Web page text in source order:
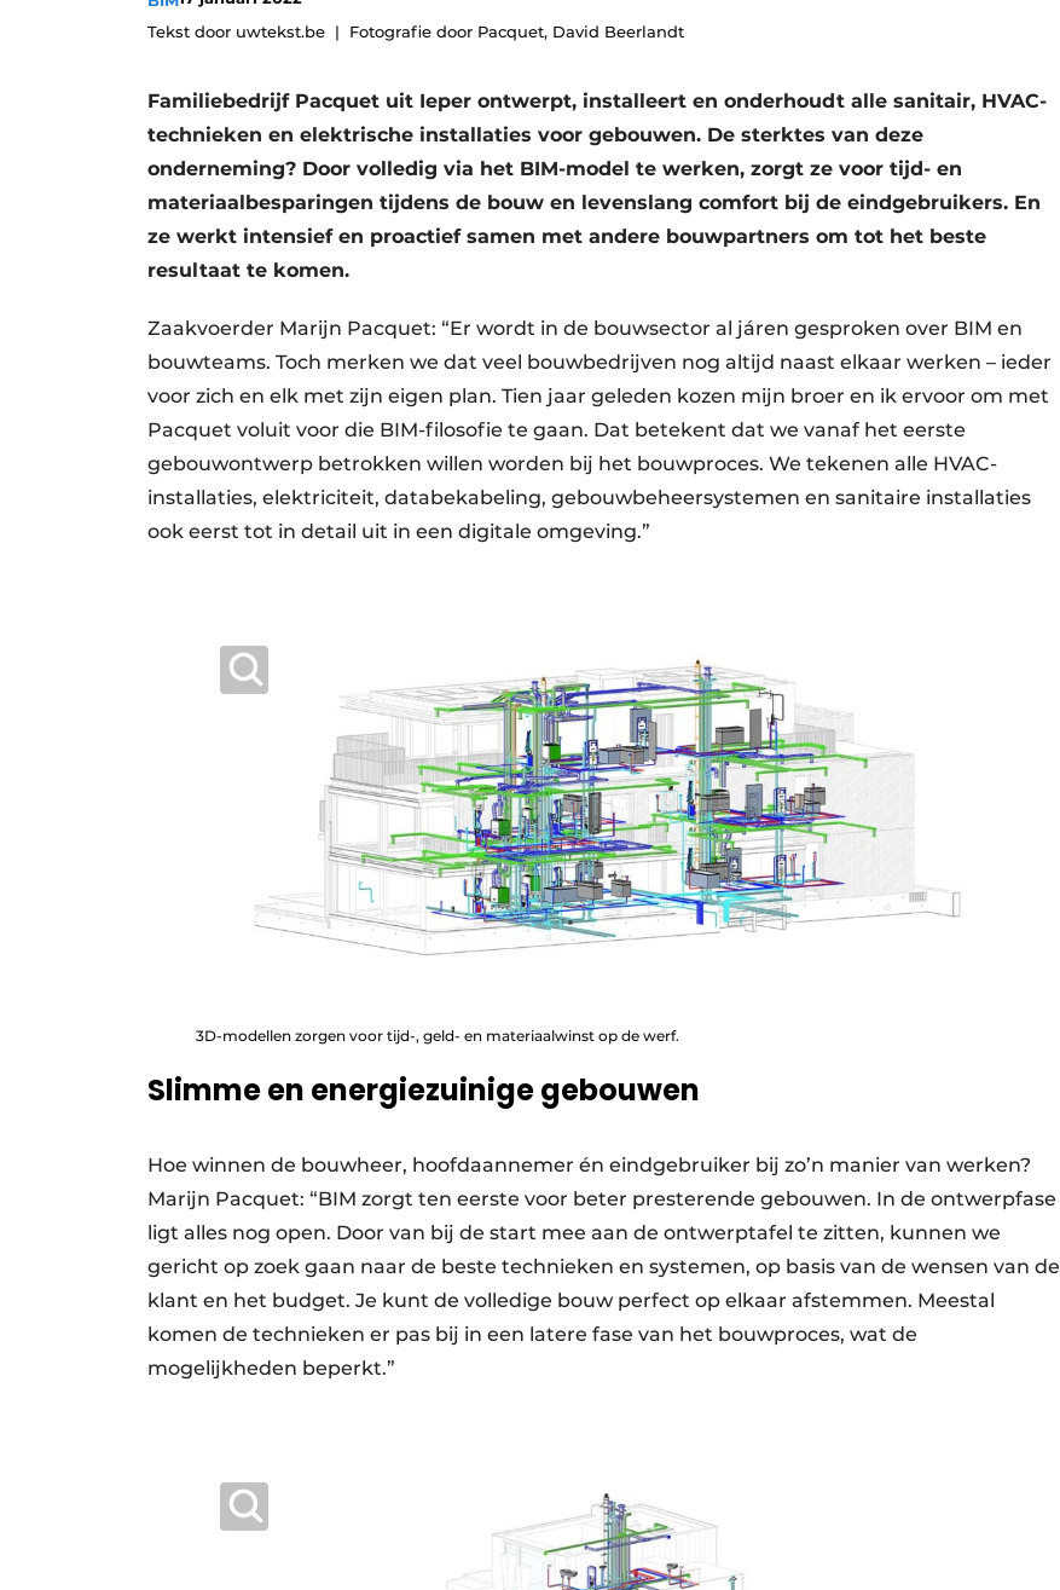
Vacature aanmelden
Video’s
Bedrijven
Bedrijven
Contact
Tekst door uwtekst.be
Fotografie door Pacquet, David Beerlandt
Familiebedrijf Pacquet uit Ieper ontwerpt, installeert en onderhoudt alle sanitair, HVAC-
technieken en elektrische installaties voor gebouwen. De sterktes van deze
onderneming? Door volledig via het BIM-model te werken, zorgt ze voor tijd- en
materiaalbesparingen tijdens de bouw en levenslang comfort bij de eindgebruikers. En
ze werkt intensief en proactief samen met andere bouwpartners om tot het beste
resultaat te komen.
Zaakvoerder Marijn Pacquet: “Er wordt in de bouwsector al járen gesproken over BIM en
bouwteams. Toch merken we dat veel bouwbedrijven nog altijd naast elkaar werken – ieder
voor zich en elk met zijn eigen plan. Tien jaar geleden kozen mijn broer en ik ervoor om met
Pacquet voluit voor die BIM-filosofie te gaan. Dat betekent dat we vanaf het eerste
gebouwontwerp betrokken willen worden bij het bouwproces. We tekenen alle HVAC-
installaties, elektriciteit, databekabeling, gebouwbeheersystemen en sanitaire installaties
ook eerst tot in detail uit in een digitale omgeving.”
3D-modellen zorgen voor tijd-, geld- en materiaalwinst op de werf.
Slimme en energiezuinige gebouwen
Hoe winnen de bouwheer, hoofdaannemer én eindgebruiker bij zo’n manier van werken?
Marijn Pacquet: “BIM zorgt ten eerste voor beter presterende gebouwen. In de ontwerpfase
ligt alles nog open. Door van bij de start mee aan de ontwerptafel te zitten, kunnen we
gericht op zoek gaan naar de beste technieken en systemen, op basis van de wensen van de
klant en het budget. Je kunt de volledige bouw perfect op elkaar afstemmen. Meestal
komen de technieken er pas bij in een latere fase van het bouwproces, wat de
mogelijkheden beperkt.”